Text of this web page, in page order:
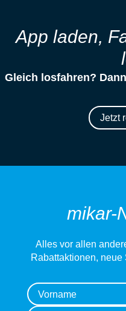
App laden,
Gleich losfahren?
Jetzt
mikar-
Alles vor allen
Rabattaktionen,